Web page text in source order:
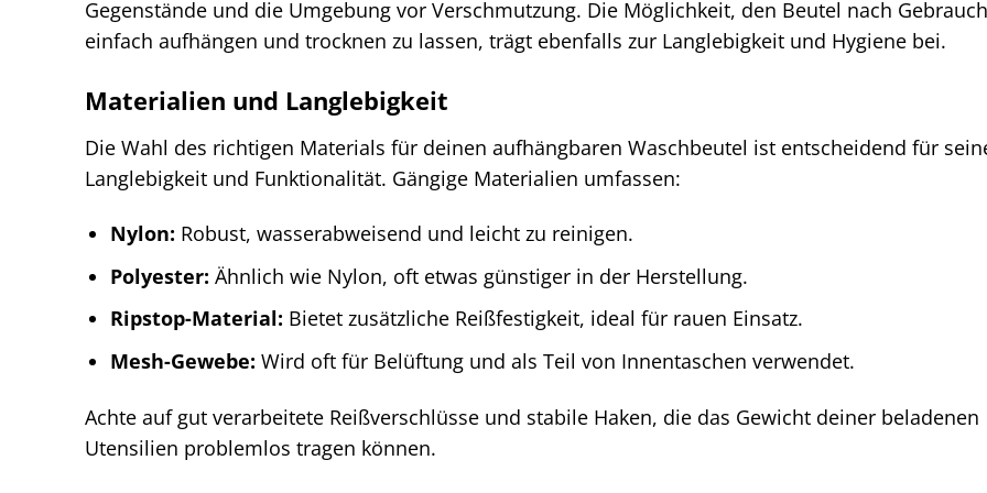
Gegenstände und die Umgebung vor Verschmutzung. Die Möglichkeit, den Beutel nach Gebrauch
einfach aufhängen und trocknen zu lassen, trägt ebenfalls zur Langlebigkeit und Hygiene bei.
Materialien und Langlebigkeit
Die Wahl des richtigen Materials für deinen aufhängbaren Waschbeutel ist entscheidend für
Langlebigkeit und Funktionalität. Gängige Materialien umfassen:
Nylon: Robust, wasserabweisend und leicht zu reinigen.
Polyester: Ähnlich wie Nylon, oft etwas günstiger in der Herstellung.
Ripstop-Material: Bietet zusätzliche Reißfestigkeit, ideal für rauen Einsatz.
Mesh-Gewebe: Wird oft für Belüftung und als Teil von Innentaschen verwendet.
Achte auf gut verarbeitete Reißverschlüsse und stabile Haken, die das Gewicht deiner beladenen
Utensilien problemlos tragen können.